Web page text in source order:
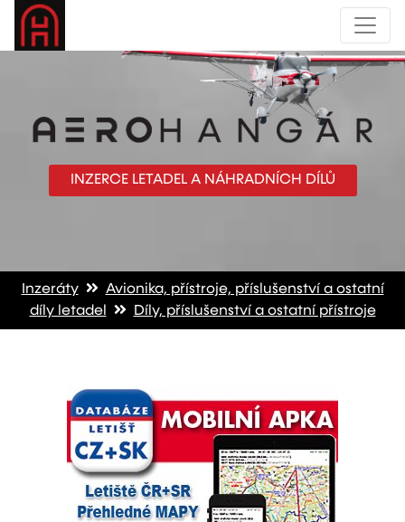
INZERCE LETADEL A NÁHRADNÍCH DÍLŮ
Inzeráty
Avionika, přístroje, příslušenství a ostatní
díly letadel
Díly, příslušenství a ostatní přístroje